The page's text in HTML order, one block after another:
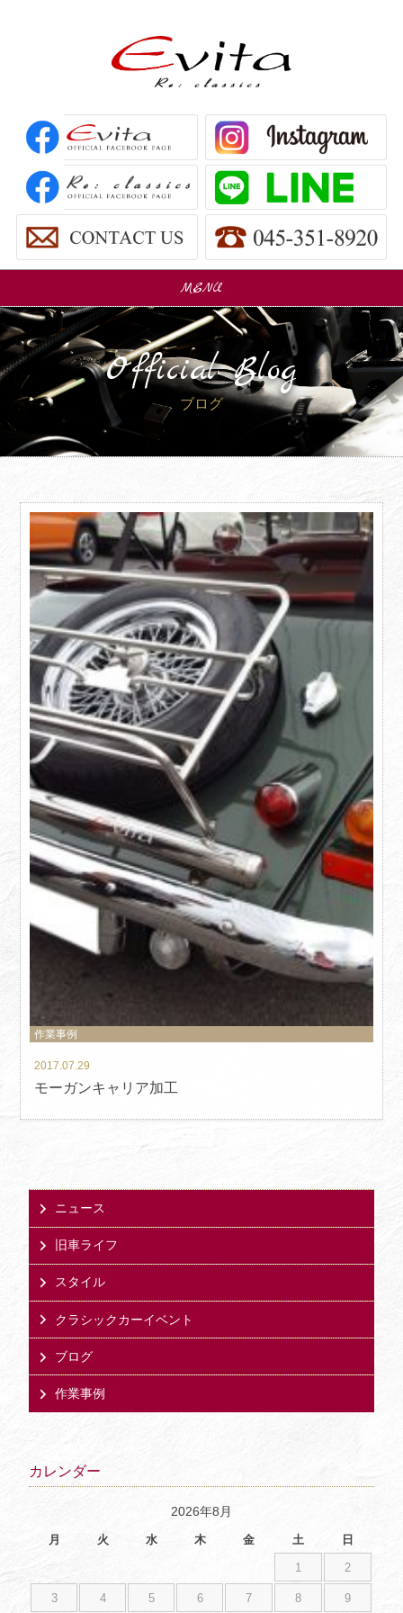
MENU
Car Sales
販売車
Parts Sales
パーツ販売
Trade In
Blog
ブログ
Company
会社概要
Recruit
採用情報
Official Blog
ブログ
作業事例
2017.07.29
モーガンキャリア加工
ニュース
旧車ライフ
スタイル
クラシックカーイベント
ブログ
作業事例
カレンダー
2026年8月
月 火 水 木 金 土 日
1 2
3 4 5 6 7 8 9